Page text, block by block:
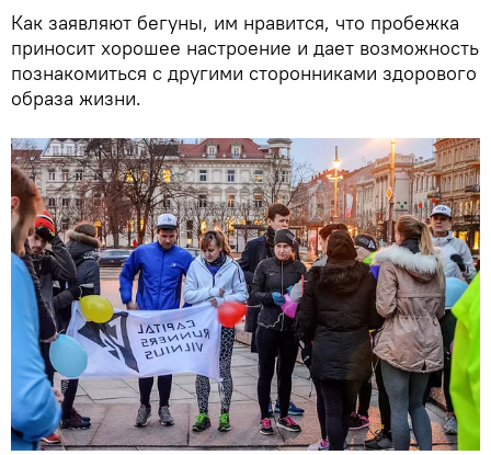
Как заявляют бегуны, им нравится, что пробежка
приносит хорошее настроение и дает возможность
познакомиться с другими сторонниками здорового
образа жизни.